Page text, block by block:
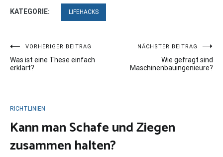
KATEGORIE: LIFEHACKS
Beitragsnavigation
VORHERIGER BEITRAG
Was ist eine These einfach
erklärt?
NÄCHSTER BEITRAG
Wie gefragt sind
Maschinenbauingenieure?
RICHTLINIEN
Kann man Schafe und Ziegen
zusammen halten?